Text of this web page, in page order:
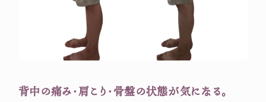
背中の痛み・肩こり・骨盤の状態が気になる。